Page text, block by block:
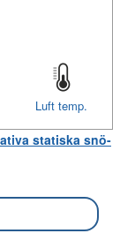
Luft temp.
statiska snö-